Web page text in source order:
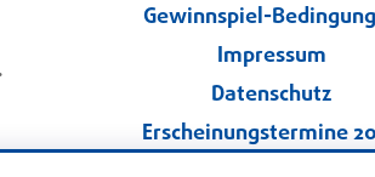
Gewinnspiel-
Impressum
Datenschutz
Erscheinungstermine